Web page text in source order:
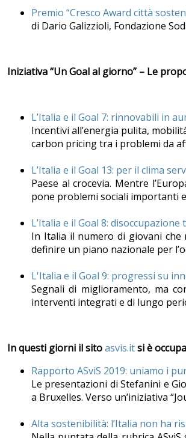
Premio “Cresco Award città
di Dario Galizzioli, Fondazione
Iniziativa “Un Goal al giorno” – Le
L’Italia e il Goal 7: rinnovabili in
Incentivi all’energia pulita,
carbon pricing tra i problemi da
L’Italia e il Goal 13: per il clima
Paese al crocevia. Mentre
pone problemi sociali importanti
L’Italia e il Goal 8:
In Italia il numero di giovani
definire un piano nazionale per
L'Italia e il Goal 9: progressi su
Segnali di miglioramento, ma
interventi integrati e di lungo
In questi giorni il sitoasvis.itsi è
Rapporto ASviS 2019: uniamo i
Le presentazioni di Stefanini e
a Bruxelles. Verso un’iniziativa
Alta sostenibilità: l’Italia non ha